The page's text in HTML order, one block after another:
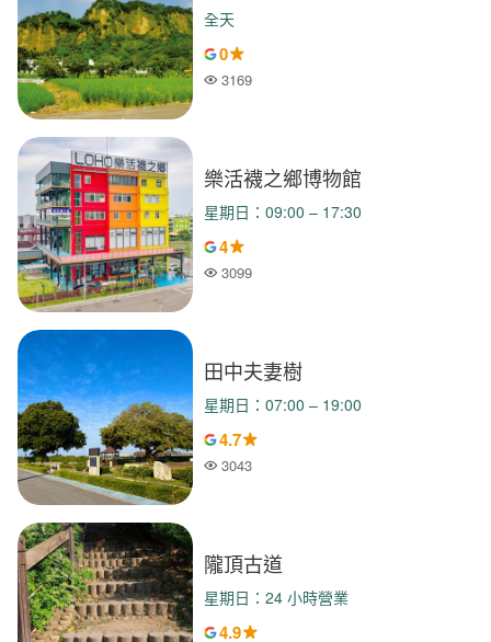
全天
0
人氣
3169
樂活襪之鄉博物館
星期日：09:00 – 17:30
4
人氣
3099
田中夫妻樹
星期日：07:00 – 19:00
4.7
人氣
3043
隴頂古道
星期日：24 小時營業
4.9